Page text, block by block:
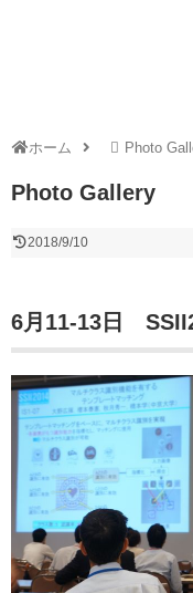
ホーム Photo
Photo Gallery
2018/9/10
6月11-13日